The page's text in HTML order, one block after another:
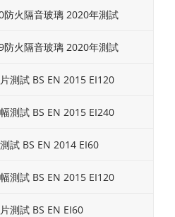
防火隔音玻璃 2020年測試
防火隔音玻璃 2020年測試
測試 BS EN 2015 EI120
測試 BS EN 2015 EI240
試 BS EN 2014 EI60
測試 BS EN 2015 EI120
測試 BS EN EI60